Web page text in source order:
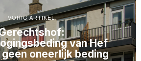
VORIG ARTIKEL
van Hef
geen oneerlijk beding